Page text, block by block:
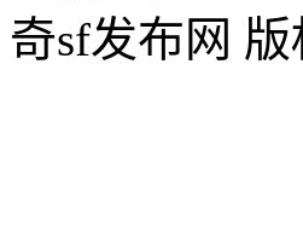
奇sf发布网